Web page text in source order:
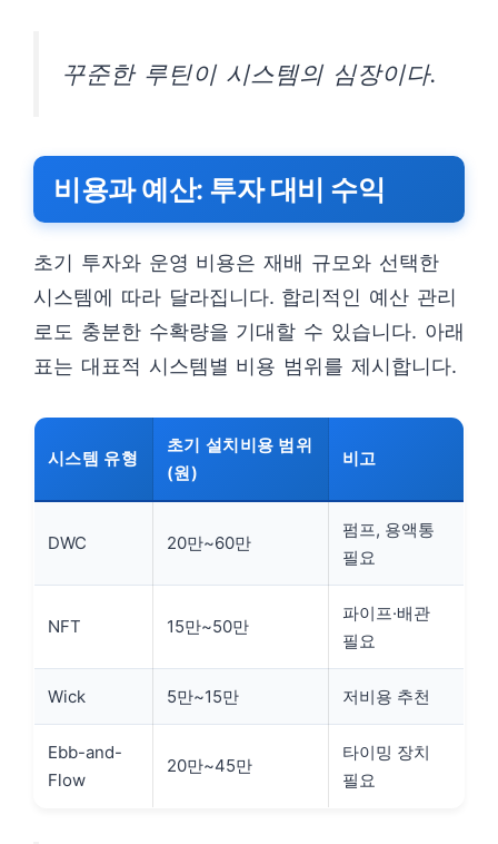
꾸준한 루틴이 시스템의 심장이다.
비용과 예산: 투자 대비 수익
초기 투자와 운영 비용은 재배 규모와 선택한
시스템에 따라 달라집니다. 합리적인 예산 관리
로도 충분한 수확량을 기대할 수 있습니다. 아래
표는 대표적 시스템별 비용 범위를 제시합니다.
시스템 유형
초기 설치비용 범위
(원)
비고
DWC 20만~60만
펌프, 용액통
필요
NFT 15만~50만
파이프·배관
필요
Wick 5만~15만 저비용 추천
Ebb-and-
Flow
20만~45만
타이밍 장치
필요